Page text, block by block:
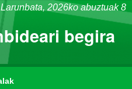
Larunbata, 2026ko abuztuak 8
begira